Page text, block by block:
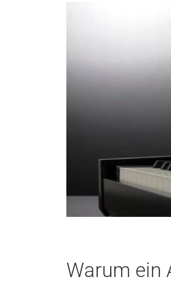
Warum ein